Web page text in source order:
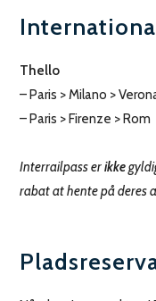
Thello
– Paris > Milano >
– Paris > Firenze > Rom
Interrailpass erikke
rabat at hente på deres